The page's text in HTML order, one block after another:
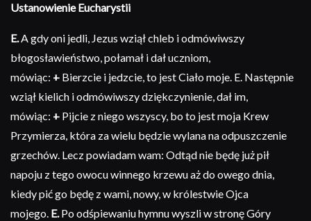
Ustanowienie Eucharystii
E.A gdy oni jedli, Jezus wziął chleb i odmówiwszy
błogosławieństwo, połamał i dał uczniom,
mówiąc: + Bierzcie i jedzcie, to jest Ciało moje. E. Następnie
wziął kielich i odmówiwszy dziękczynienie, dał im,
mówiąc: + Pijcie z niego wszyscy, bo to jest moja Krew
Przymierza, która za wielu będzie wylana na odpuszczenie
grzechów. Lecz powiadam wam: Odtąd nie będę już pił
napoju z tego owocu winnego krzewu aż do owego dnia,
kiedy pić go będę z wami, nowy, w królestwie Ojca
mojego. E.Po odśpiewaniu hymnu wyszli w stronę Góry